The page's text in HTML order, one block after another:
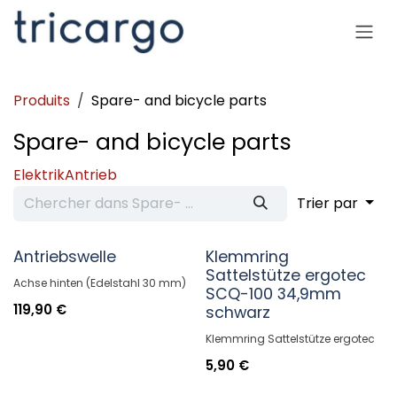
Se rendre au contenu
Produits Spare- and bicycle parts
Spare- and bicycle parts
ElektrikAntrieb
Trier par
Antriebswelle
Achse hinten (Edelstahl 30 mm)
119,90 €
Klemmring
Sattelstütze ergotec
SCQ-100 34,9mm
schwarz
Klemmring Sattelstütze ergotec
5,90€